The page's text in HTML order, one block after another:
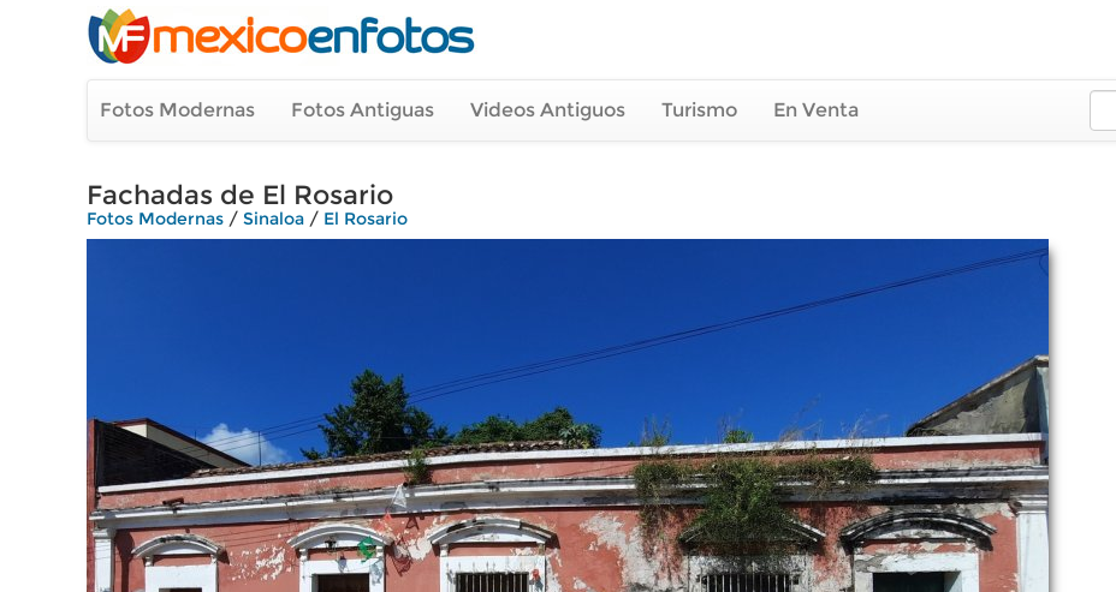
Fotos Modernas Fotos Antiguas Videos Antiguos Turismo En Venta
Fachadas de El Rosario
Fotos Modernas / Sinaloa / El Rosario